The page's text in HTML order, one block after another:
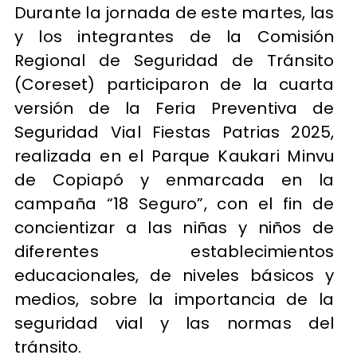
Durante la jornada de este martes, las
y los integrantes de la Comisión
Regional de Seguridad de Tránsito
(Coreset) participaron de la cuarta
versión de la Feria Preventiva de
Seguridad Vial Fiestas Patrias 2025,
realizada en el Parque Kaukari Minvu
de Copiapó y enmarcada en la
campaña “18 Seguro”, con el fin de
concientizar a las niñas y niños de
diferentes establecimientos
educacionales, de niveles básicos y
medios, sobre la importancia de la
seguridad vial y las normas del
tránsito.